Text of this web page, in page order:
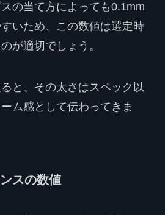
の当て方によっても0.1mm
いため、この数値は選定時
が適切でしょう。
と、その太さはスペック以
ム感として伝わってきま
スの数値